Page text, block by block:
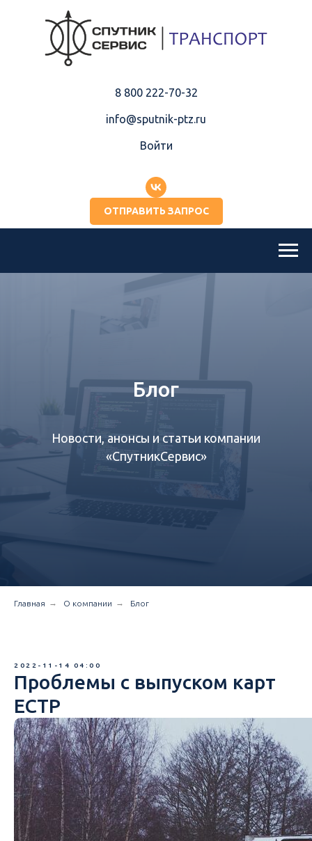
8 800 222-70-32
info@sputnik-ptz.ru
Войти
ОТПРАВИТЬ ЗАПРОС
Блог
Новости, анонсы и статьи компании
«СпутникСервис»‎
Главная → О компании → Блог
2022-11-14 04:00
Проблемы с выпуском карт
ЕСТР